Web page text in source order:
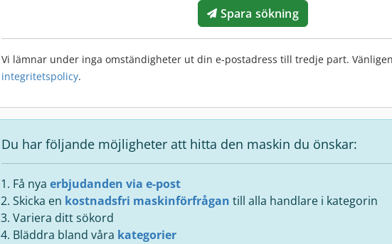
Spara sökning
Vi lämnar under inga omständigheter ut din e-postadress till tredje part.
integritetspolicy.
Du har följande möjligheter att hitta den maskin du önskar:
Få nya erbjudanden via e-post
Skicka en kostnadsfri maskinförfrågan till alla handlare i kategorin
Variera ditt sökord
Bläddra bland våra kategorier